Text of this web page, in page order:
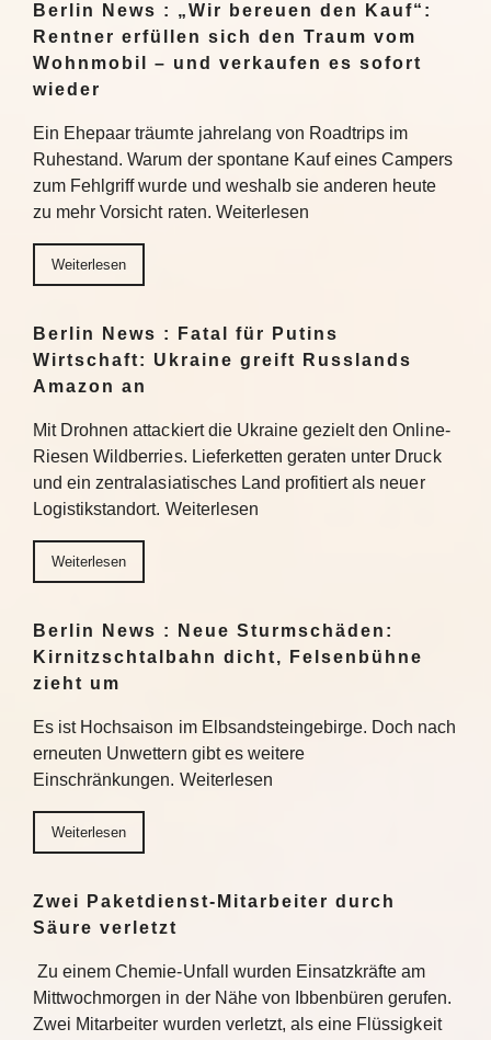
Berlin News : „Wir bereuen den Kauf“:
Rentner erfüllen sich den Traum vom
Wohnmobil – und verkaufen es sofort
wieder
Ein Ehepaar träumte jahrelang von Roadtrips im
Ruhestand. Warum der spontane Kauf eines Campers
zum Fehlgriff wurde und weshalb sie anderen heute
zu mehr Vorsicht raten. Weiterlesen
Weiterlesen
Berlin News : Fatal für Putins
Wirtschaft: Ukraine greift Russlands
Amazon an
Mit Drohnen attackiert die Ukraine gezielt den Online-
Riesen Wildberries. Lieferketten geraten unter Druck
und ein zentralasiatisches Land profitiert als neuer
Logistikstandort. Weiterlesen
Weiterlesen
Berlin News : Neue Sturmschäden:
Kirnitzschtalbahn dicht, Felsenbühne
zieht um
Es ist Hochsaison im Elbsandsteingebirge. Doch nach
erneuten Unwettern gibt es weitere
Einschränkungen. Weiterlesen
Weiterlesen
Zwei Paketdienst-Mitarbeiter durch
Säure verletzt
Zu einem Chemie-Unfall wurden Einsatzkräfte am
Mittwochmorgen in der Nähe von Ibbenbüren gerufen.
Zwei Mitarbeiter wurden verletzt, als eine Flüssigkeit